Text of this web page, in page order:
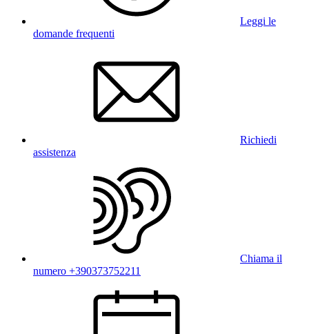
Leggi le
domande frequenti
Richiedi
assistenza
Chiama il
numero +390373752211